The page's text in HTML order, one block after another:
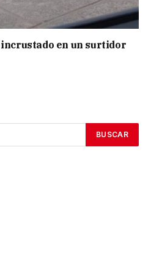
incrustado en un surtidor